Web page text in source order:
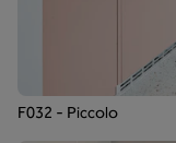
F032 - Piccolo